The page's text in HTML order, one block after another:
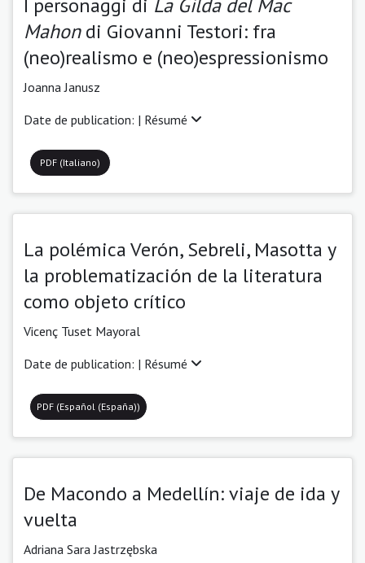
I personaggi di La Gilda del Mac
Mahondi Giovanni Testori: fra
(neo)realismo e (neo)espressionismo
Joanna Janusz
Date de publication: | Résumé
PDF (Italiano)
La polémica Verón, Sebreli, Masotta y
la problematización de la literatura
como objeto crítico
Vicenç Tuset Mayoral
Date de publication: | Résumé
PDF (Español (España))
De Macondo a Medellín: viaje de ida y
vuelta
Adriana Sara Jastrzębska